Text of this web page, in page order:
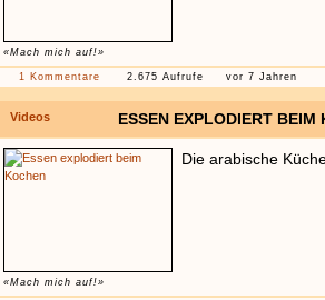
«Mach mich auf!»
1 Kommentare 2.675 Aufrufe vor 7 Jahren
Videos ESSEN EXPLODIERT BEIM
«Mach mich auf!»
Die arabische